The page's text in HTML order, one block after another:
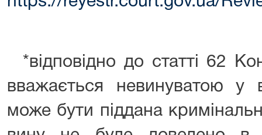
*відповідно до статті 62
вважається невинуватою у
може бути піддана